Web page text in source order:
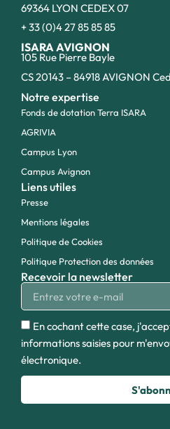
69364 LYON CEDEX 07
+ 33 (0)4 27 85 85 85
ISARA AVIGNON
105 Rue Pierre Bayle
CS 20143 – 84918 AVIGNON
Notre expertise
Fonds de dotation Terra ISARA
AGRIVIA
Campus Lyon
Campus Avignon
Liens utiles
Presse
Mentions légales
Politique de Cookies
Politique Protection des données
Recevoir la newsletter
En cochant cette case,
informations saisies pour
électronique.